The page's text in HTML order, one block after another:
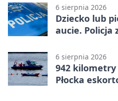
6 sierpnia 2026
Dziecko lub
aucie. Policja
6 sierpnia 2026
942 kilometry
Płocka